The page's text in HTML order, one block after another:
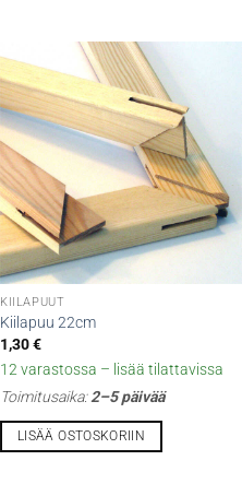
KIILAPUUT
Kiilapuu 22cm
1,30€
12 varastossa – lisää tilattavissa
Toimitusaika:2–5 päivää
LISÄÄ OSTOSKORIIN